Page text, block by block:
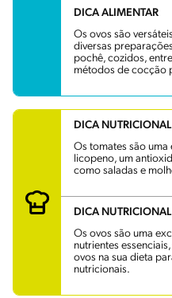
DICA ALIMENTAR
Os ovos são
diversas
pochê, cozidos,
métodos de cocção
DICA NUTRICIONAL
Os tomates são uma
licopeno, um
como saladas e
DICA NUTRICIONAL
Os ovos são uma
nutrientes
ovos na sua dieta
nutricionais.